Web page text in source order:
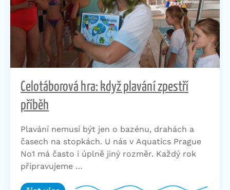
Celotáborová hra: když plavání zpestří
příběh
Plavání nemusí být jen o bazénu, drahách a
časech na stopkách. U nás v Aquatics Prague
No1 má často i úplně jiný rozměr. Každý rok
připravujeme …